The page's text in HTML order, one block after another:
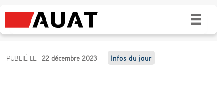
Paris : au milieu des immeubles pousse une
forêt
P
PUBLIÉ LE 22 décembre 2023 Infos du jour